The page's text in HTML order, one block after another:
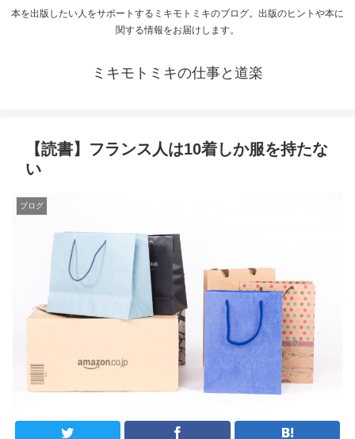
本を出版したい人をサポートするミキモトミキのブログ。出版のヒントや本に
関する情報をお届けします。
ミキモトミキの仕事と道楽
【読書】フランス人は10着しか服を持たな
い
ブログ